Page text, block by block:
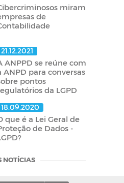
miram
de
21.12.2021
ANPPD se reúne com
ANPD para conversas
pontos
da LGPD
18.09.2020
que é a Lei Geral de
de Dados -
NOTÍCIAS